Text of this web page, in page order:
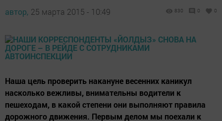
автор, 25 марта 2015 - 10:49 830 0 0
Наша цель проверить накануне весенних каникул
насколько вежливы, внимательны водители к
пешеходам, в какой степени они выполняют правила
дорожного движения. Первым делом мы поехали к